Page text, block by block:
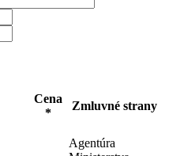
Cena
*
Zmluvné strany
Agentúra